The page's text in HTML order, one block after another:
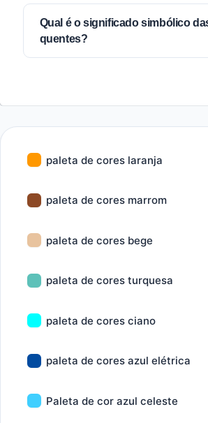
Qual é o significado simbólico
quentes?
paleta de cores laranja
paleta de cores marrom
paleta de cores bege
paleta de cores turquesa
paleta de cores ciano
paleta de cores azul elétrica
Paleta de cor azul celeste